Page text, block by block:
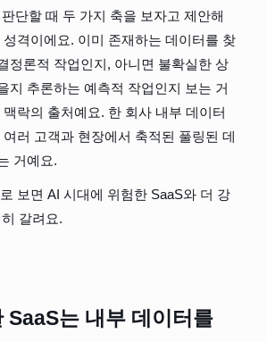
단할 때 두 가지 축을 보자고 제안해
성격이에요. 이미 존재하는 데이터를 찾
정론적 작업인지, 아니면 불확실한 상
지 추론하는 예측적 작업인지 보는 거
락의 출처예요. 한 회사 내부 데이터
러 고객과 현장에서 축적된 풀링된 데
거예요.
보면 AI 시대에 위험한 SaaS와 더 강
갈려요.
SaaS는 내부 데이터를